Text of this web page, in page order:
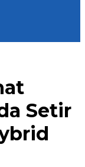
Setir